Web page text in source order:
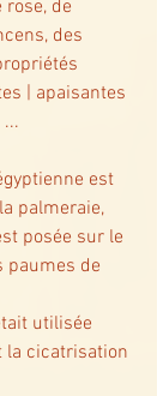
de
des
| apaisantes
est
palmeraie,
posée sur le
paumes de
utilisée
la cicatrisation